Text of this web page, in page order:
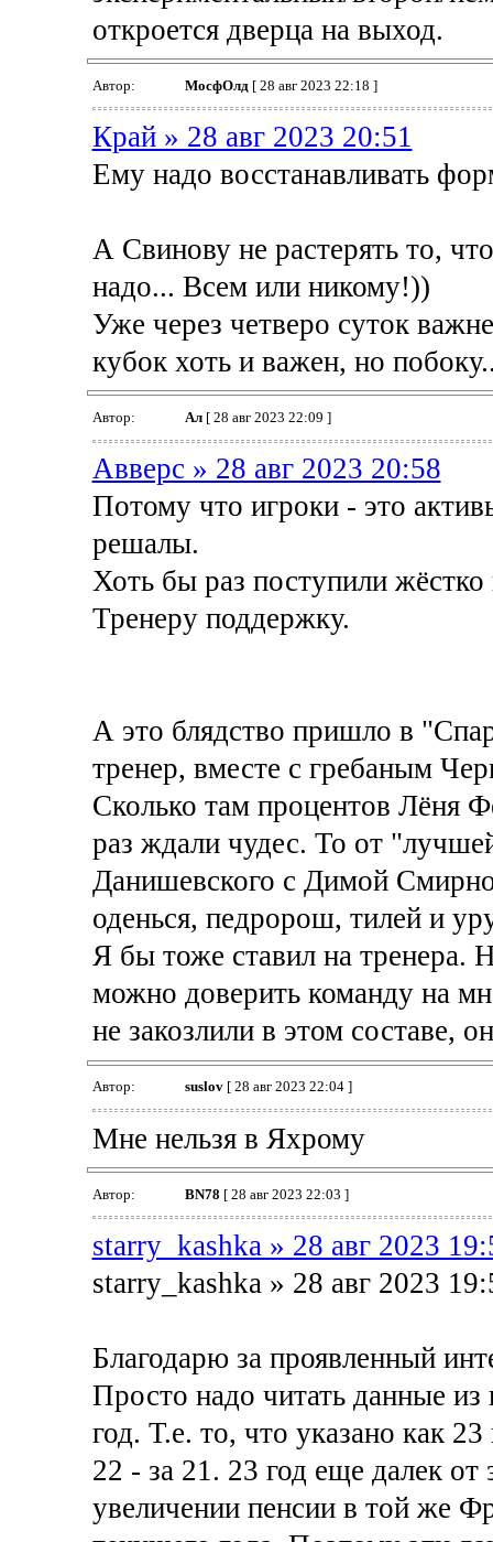
откроется дверца на выход.
Автор: МосфОлд[ 28 авг 2023 22:18 ]
Край » 28 авг 2023 20:51
Ему надо восстанавливать
А Свинову не растерять то,
надо... Всем или никому!))
Уже через четверо суток
кубок хоть и важен, но
Автор: Ал[ 28 авг 2023 22:09 ]
Авверс » 28 авг 2023 20:58
Потому что игроки - это
решалы.
Хоть бы раз поступили
Тренеру поддержку.
А это блядство пришло в
тренер, вместе с гребаным
Сколько там процентов Лёня
раз ждали чудес. То от
Данишевского с Димой
оденься, педророш, тилей и
Я бы тоже ставил на тренера.
можно доверить команду на
не закозлили в этом составе,
Автор: suslov[ 28 авг 2023 22:04 ]
Мне нельзя в Яхрому
Автор: BN78 [ 28 авг 2023 22:03 ]
starry_kashka » 28 авг 2023
starry_kashka » 28 авг 2023
Благодарю за проявленный
Просто надо читать данные
год. Т.е. то, что указано как
22 - за 21. 23 год еще далек
увеличении пенсии в той же